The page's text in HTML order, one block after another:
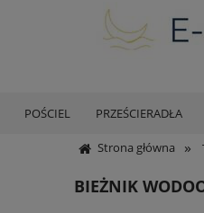
POŚCIEL PRZEŚCIERADŁA
Strona główna »
BIEŻNIK